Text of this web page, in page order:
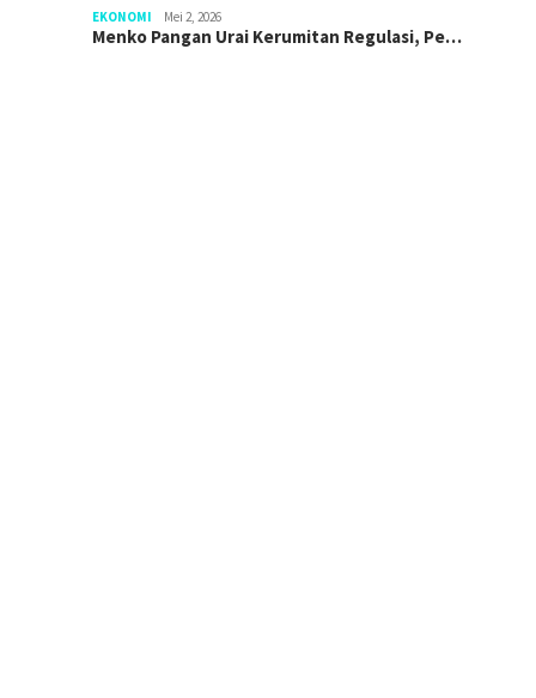
EKONOMI Mei 2, 2026
Menko Pangan Urai Kerumitan Regulasi, Pe…